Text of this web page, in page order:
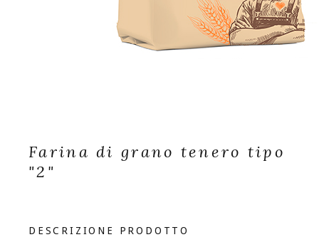
Farina di grano tenero tipo
"2"
DESCRIZIONE PRODOTTO